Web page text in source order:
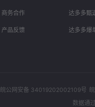
商务合作
产品反馈
达多多甄
达多多爆
皖公网安备 34019202002109号
数据通